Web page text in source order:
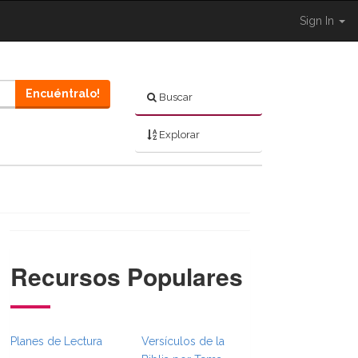
Sign In
Buscar
Explorar
Encuéntralo!
}} }} }}
Recursos Populares
Planes de Lectura
Versículos de la